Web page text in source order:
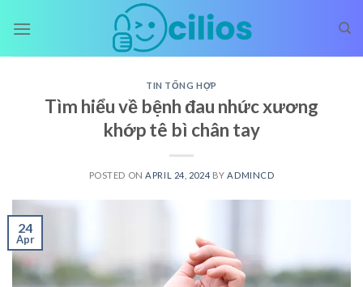
TIN TỔNG HỢP
Tìm hiểu về bệnh đau nhức xương
khớp tê bì chân tay
POSTED ON APRIL 24, 2024 BY ADMINCD
24
Apr